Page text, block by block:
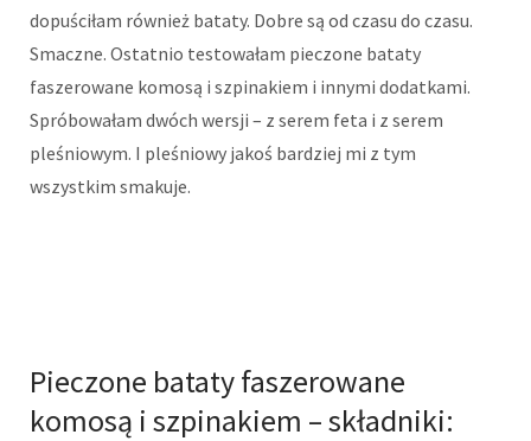
dopuściłam również bataty. Dobre są od czasu do czasu.
Smaczne. Ostatnio testowałam pieczone bataty
faszerowane komosą i szpinakiem i innymi dodatkami.
Spróbowałam dwóch wersji – z serem feta i z serem
pleśniowym. I pleśniowy jakoś bardziej mi z tym
wszystkim smakuje.
Pieczone bataty faszerowane
komosą i szpinakiem – składniki: